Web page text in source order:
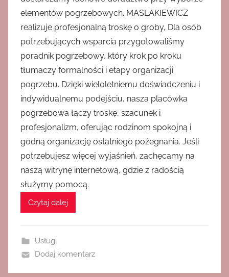
elementów pogrzebowych. MASLAKIEWICZ
realizuje profesjonalną troskę o groby, Dla osób
potrzebujących wsparcia przygotowaliśmy
poradnik pogrzebowy, który krok po kroku
tłumaczy formalności i etapy organizacji
pogrzebu. Dzięki wieloletniemu doświadczeniu i
indywidualnemu podejściu, nasza placówka
pogrzebowa łączy troskę, szacunek i
profesjonalizm, oferując rodzinom spokojną i
godną organizację ostatniego pożegnania. Jeśli
potrzebujesz więcej wyjaśnień, zachęcamy na
naszą witrynę internetową, gdzie z radością
służymy pomocą.
Czytaj dalej
Usługi
Dodaj komentarz